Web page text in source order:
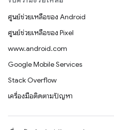
ศูนย์ช่วยเหลือของ Android
ศูนย์ช่วยเหลือของ Pixel
www.android.com
Google Mobile Services
Stack Overflow
เครื่องมือติดตามปัญหา